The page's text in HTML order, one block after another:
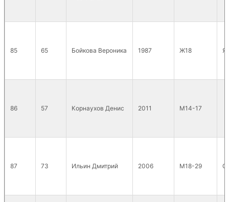
85 65 Бойкова Вероника 1987 Ж18
86 57 Корнаухов Денис 2011 М14-17
87 73 Ильин Дмитрий 2006 М18-29